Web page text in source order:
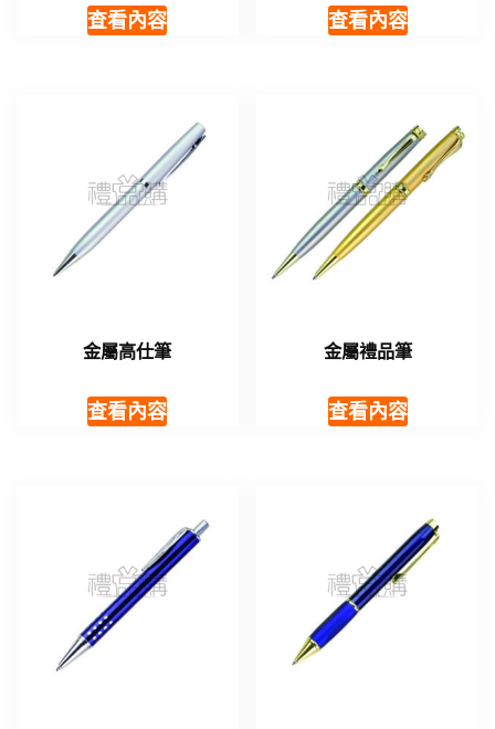
查看內容 查看內容
金屬高仕筆
查看內容
金屬禮品筆
查看內容